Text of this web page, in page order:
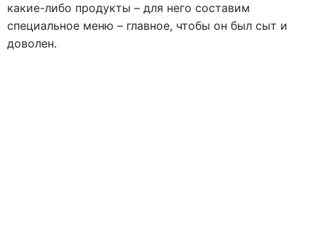
какие-либо продукты – для него составим
специальное меню – главное, чтобы он был сыт и
доволен.